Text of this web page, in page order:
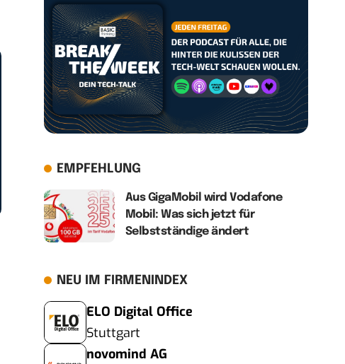
EMPFEHLUNG
Aus GigaMobil wird Vodafone
Mobil: Was sich jetzt für
Selbstständige ändert
NEU IM FIRMENINDEX
ELO Digital Office
Stuttgart
novomind AG